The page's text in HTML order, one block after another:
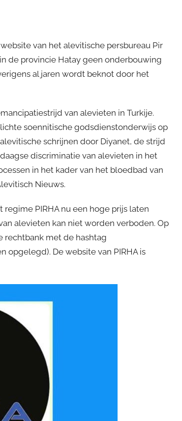
van het alevitische persbureau Pir
de provincie Hatay geen onderbouwing
al jaren wordt beknot door het
van alevieten in Turkije.
soennitische godsdienstonderwijs op
schrijnen door Diyanet, de strijd
discriminatie van alevieten in het
in het kader van het bloedbad van
Nieuws.
PIRHA nu een hoge prijs laten
alevieten kan niet worden verboden. Op
rechtbank met de hashtag
opgelegd). De website van PIRHA is